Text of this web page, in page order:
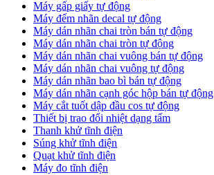
Máy gấp giấy tự động
Máy đếm nhãn decal tự động
Máy dán nhãn chai tròn bán tự động
Máy dán nhãn chai tròn tự động
Máy dán nhãn chai vuông bán tự động
Máy dán nhãn chai vuông tự động
Máy dán nhãn bao bì bán tự động
Máy dán nhãn cạnh góc hộp bán tự động
Máy cắt tuốt dập đầu cos tự động
Thiết bị trao đổi nhiệt dạng tấm
Thanh khử tĩnh điện
Súng khử tĩnh điện
Quạt khử tĩnh điện
Máy đo tĩnh điện